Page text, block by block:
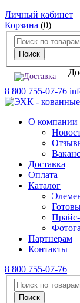
Личный кабинет
Корзина (0)
8 800 755-07-76
О компании
Доставка
Оплата
Каталог
Партнерам
Контакты
8 800 755-07-76